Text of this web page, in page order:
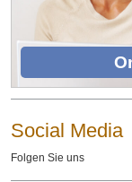
Social Media
Folgen Sie uns